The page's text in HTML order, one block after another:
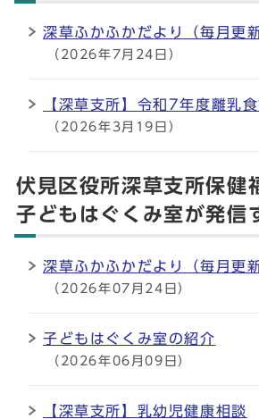
深草ふかふかだより（毎月更新
（2026年7月24日）
【深草支所】令和7年度離乳
（2026年3月19日）
伏見区役所深草支所保健
子どもはぐくみ室が発信
深草ふかふかだより（毎月更新
（2026年07月24日）
子どもはぐくみ室の紹介
（2026年06月09日）
【深草支所】乳幼児健康相談